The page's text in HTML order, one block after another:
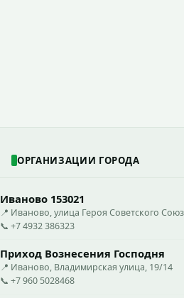
ОРГАНИЗАЦИИ ГОРОДА
Иваново 153021
📍 Иваново, улица Героя Советского
📞 +7 4932 386323
Приход Вознесения Господня
📍 Иваново, Владимирская улица, 19/14
📞 +7 960 5028468